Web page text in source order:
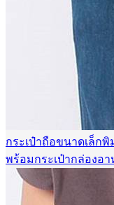
กระเป๋าถือขนาดเล็กพิ
พร้อมกระเป๋ากล่องอ